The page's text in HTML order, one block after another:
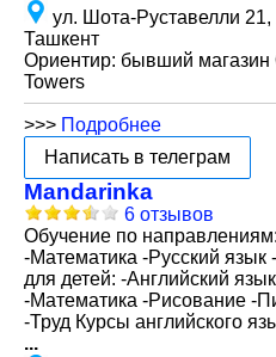
ул. Шота-Руставелли 21,
Ташкент
Ориентир: бывший магазин
Towers
>>> Подробнее
Написать в телеграм
Mandarinka
6 отзывов
Обучение по
-Математика -Русский язык
для детей: -Английский
-Математика -Рисование -
-Труд Курсы английского
...